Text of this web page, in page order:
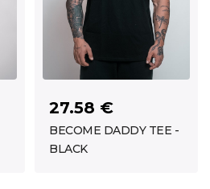
27.58 €
BECOME DADDY TEE -
BLACK